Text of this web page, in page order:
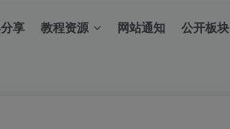
享 教程资源 网站通知 公开板块